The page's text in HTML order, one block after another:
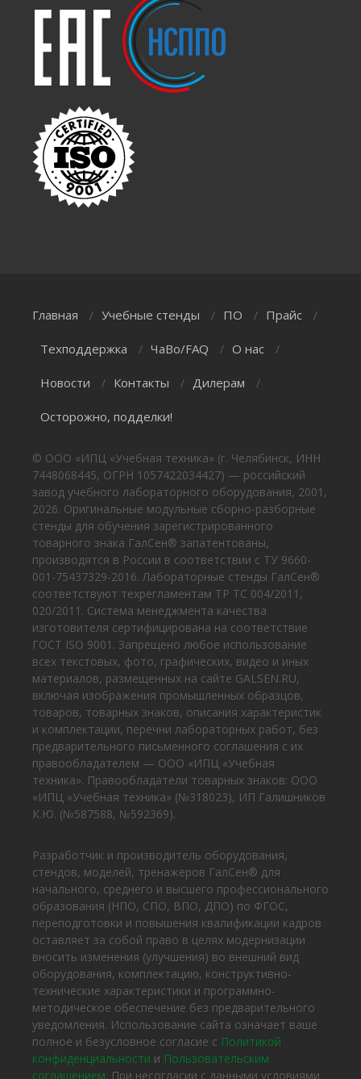
Главная / Учебные стенды / ПО / Прайс /
Техподдержка / ЧаВо/FAQ / О нас /
Новости / Контакты / Дилерам /
Осторожно, подделки!
© ООО «ИПЦ «Учебная техника» (г. Челябинск, ИНН
7448068445, ОГРН 1057422034427) — российский
завод учебного лабораторного оборудования, 2001,
2026. Оригинальные модульные сборно-разборные
стенды для обучения зарегистрированного
товарного знака ГалСен® запатентованы,
производятся в России в соответствии с ТУ 9660-
001-75437329-2016. Лабораторные стенды ГалСен®
соответствуют техрегламентам ТР ТС 004/2011,
020/2011. Система менеджмента качества
изготовителя сертифицирована на соответствие
ГОСТ ISO 9001. Запрещено любое использование
всех текстовых, фото, графических, видео и иных
материалов, размещенных на сайте GALSEN.RU,
включая изображения промышленных образцов,
товаров, товарных знаков, описания характеристик
и комплектации, перечни лабораторных работ, без
предварительного письменного соглашения с их
правообладателем — ООО «ИПЦ «Учебная
техника». Правообладатели товарных знаков: ООО
«ИПЦ «Учебная техника» (№318023), ИП Галишников
К.Ю. (№587588, №592369).
Разработчик и производитель оборудования,
стендов, моделей, тренажеров ГалСен® для
начального, среднего и высшего профессионального
образования (НПО, СПО, ВПО, ДПО) по ФГОС,
переподготовки и повышения квалификации кадров
оставляет за собой право в целях модернизации
вносить изменения (улучшения) во внешний вид
оборудования, комплектацию, конструктивно-
технические характеристики и программно-
методическое обеспечение без предварительного
уведомления. Использование сайта означает ваше
полное и безусловное согласие с Политикой
конфиденциальности и Пользовательским
соглашением. При несогласии с данными условиями